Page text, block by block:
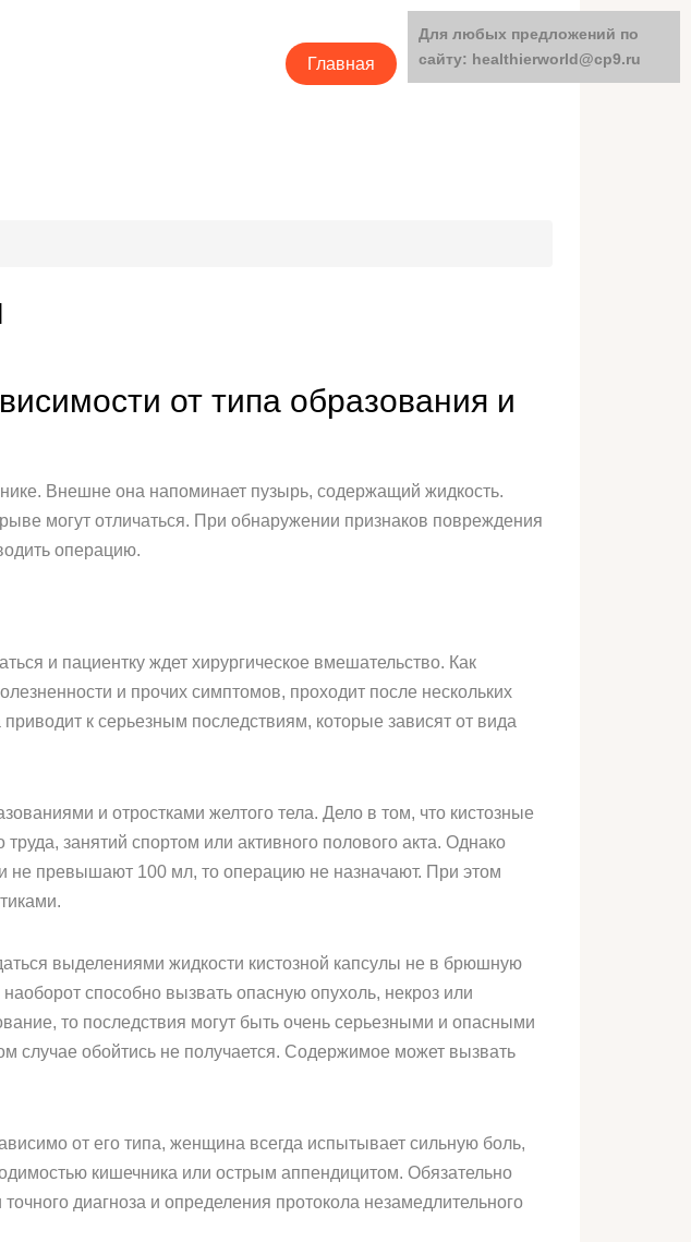
Главная Категории
от типа образования и
Внешне она напоминает пузырь, содержащий жидкость.
могут отличаться. При обнаружении признаков повреждения
операцию.
и пациентку ждет хирургическое вмешательство. Как
и прочих симптомов, проходит после нескольких
к серьезным последствиям, которые зависят от вида
и отростками желтого тела. Дело в том, что кистозные
занятий спортом или активного полового акта. Однако
не превышают 100 мл, то операцию не назначают. При этом
выделениями жидкости кистозной капсулы не в брюшную
способно вызвать опасную опухоль, некроз или
то последствия могут быть очень серьезными и опасными
случае обойтись не получается. Содержимое может вызвать
от его типа, женщина всегда испытывает сильную боль,
кишечника или острым аппендицитом. Обязательно
диагноза и определения протокола незамедлительного
Для любых предложений по
сайту: healthierworld@cp9.ru